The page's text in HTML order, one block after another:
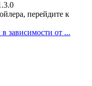
перейдите к
зависимости от ...